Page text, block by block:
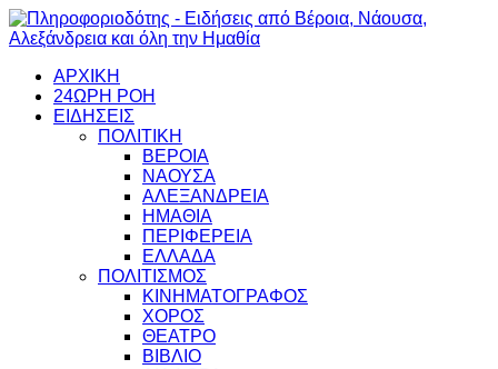
ΑΡΧΙΚΗ
24ΩΡΗ ΡΟΗ
ΕΙΔΗΣΕΙΣ
ΠΟΛΙΤΙΚΗ
ΒΕΡΟΙΑ
ΝΑΟΥΣΑ
ΑΛΕΞΑΝΔΡΕΙΑ
ΗΜΑΘΙΑ
ΠΕΡΙΦΕΡΕΙΑ
ΕΛΛΑΔΑ
ΠΟΛΙΤΙΣΜΟΣ
ΚΙΝΗΜΑΤΟΓΡΑΦΟΣ
ΧΟΡΟΣ
ΘΕΑΤΡΟ
ΒΙΒΛΙΟ